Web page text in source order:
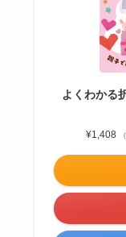
よくわかる
¥1,408